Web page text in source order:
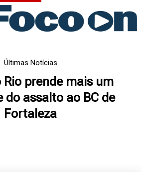
Últimas Notícias
Rio prende mais um
do assalto ao BC de
Fortaleza